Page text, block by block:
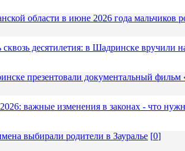
области в июне 2026 года мальчиков
десятилетия: в Шадринске вручили
презентовали документальный
важные изменения в законах - что
выбирали родители в Зауралье [0]